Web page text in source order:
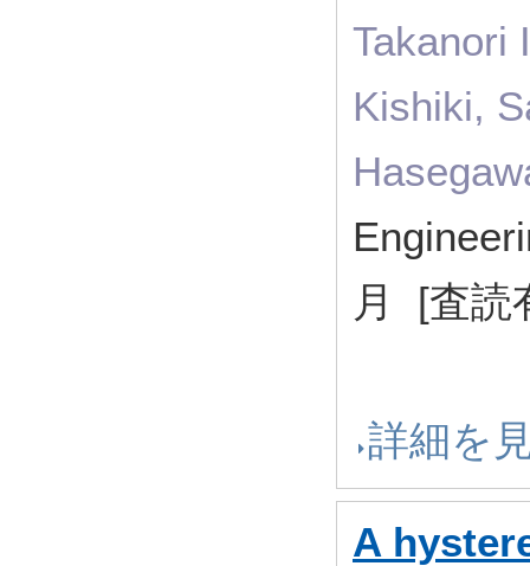
Takanori
Kishiki,
月 [査読
詳細を
A